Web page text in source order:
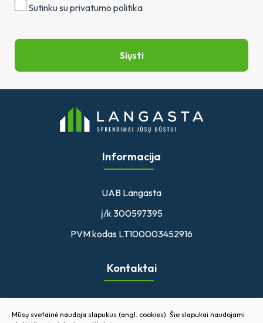
Sutinku su privatumo politika
Siųsti
Informacija
UAB Langasta
į/k 300597395
PVM kodas LT100003452916
Kontaktai
Mūsų svetainė naudoja slapukus (angl. cookies). Šie slapukai naudojami